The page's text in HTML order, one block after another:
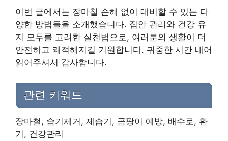
이번 글에서는 장마철 손해 없이 대비할 수 있는 다
양한 방법들을 소개했습니다. 집안 관리와 건강 유
지 모두를 고려한 실천법으로, 여러분의 생활이 더
안전하고 쾌적해지길 기원합니다. 귀중한 시간 내어
읽어주셔서 감사합니다.
관련 키워드
장마철, 습기제거, 제습기, 곰팡이 예방, 배수로, 환
기, 건강관리